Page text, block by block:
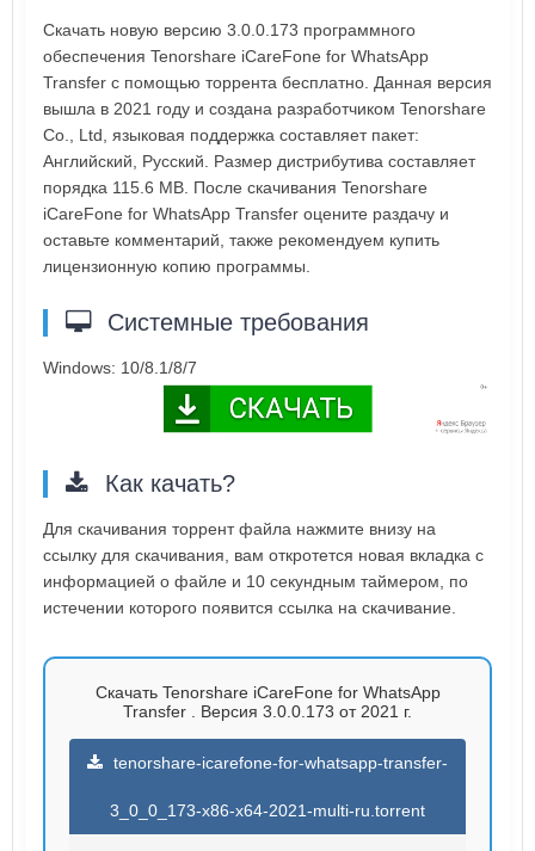
Скачать новую версию 3.0.0.173 программного
обеспечения Tenorshare iCareFone for WhatsApp
Transfer с помощью торрента бесплатно. Данная версия
вышла в 2021 году и создана разработчиком Tenorshare
Co., Ltd, языковая поддержка составляет пакет:
Английский, Русский. Размер дистрибутива составляет
порядка 115.6 MB. После скачивания Tenorshare
iCareFone for WhatsApp Transfer оцените раздачу и
оставьте комментарий, также рекомендуем купить
лицензионную копию программы.
Системные требования
Windows: 10/8.1/8/7
Как качать?
Для скачивания торрент файла нажмите внизу на
ссылку для скачивания, вам откротется новая вкладка с
информацией о файле и 10 секундным таймером, по
истечении которого появится ссылка на скачивание.
Скачать Tenorshare iCareFone for WhatsApp
Transfer . Версия 3.0.0.173 от 2021 г.
tenorshare-icarefone-for-whatsapp-transfer-
3_0_0_173-x86-x64-2021-multi-ru.torrent